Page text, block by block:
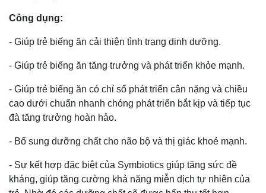
Công dụng:
- Giúp trẻ biếng ăn cải thiện tình trạng dinh dưỡng.
- Giúp trẻ biếng ăn tăng trưởng và phát triển khỏe mạnh.
- Giúp trẻ biếng ăn có chỉ số phát triển cân nặng và chiều
cao dưới chuẩn nhanh chóng phát triển bắt kịp và tiếp tục
đà tăng trưởng hoàn hảo.
- Bổ sung dưỡng chất cho não bộ và thị giác khoẻ mạnh.
- Sự kết hợp đặc biệt của Symbiotics giúp tăng sức đề
kháng, giúp tăng cường khả năng miễn dịch tự nhiên của